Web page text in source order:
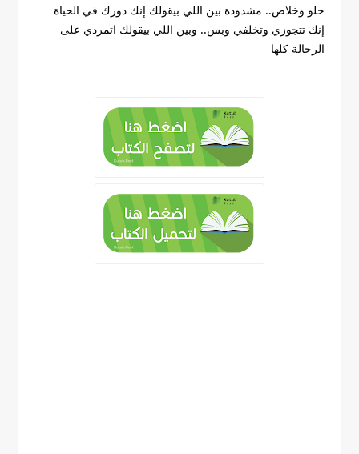
حلو وخلاص.. مشدودة بين اللي بيقولك إنك دورك في الحياة
إنك تتجوزي وتخلفي وبس.. وبين اللي بيقولك اتمردي على
الرجالة كلها